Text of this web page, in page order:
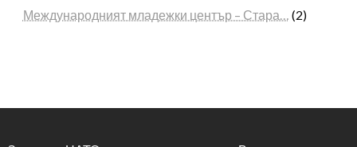
Международният младежки център – Стара… (2)